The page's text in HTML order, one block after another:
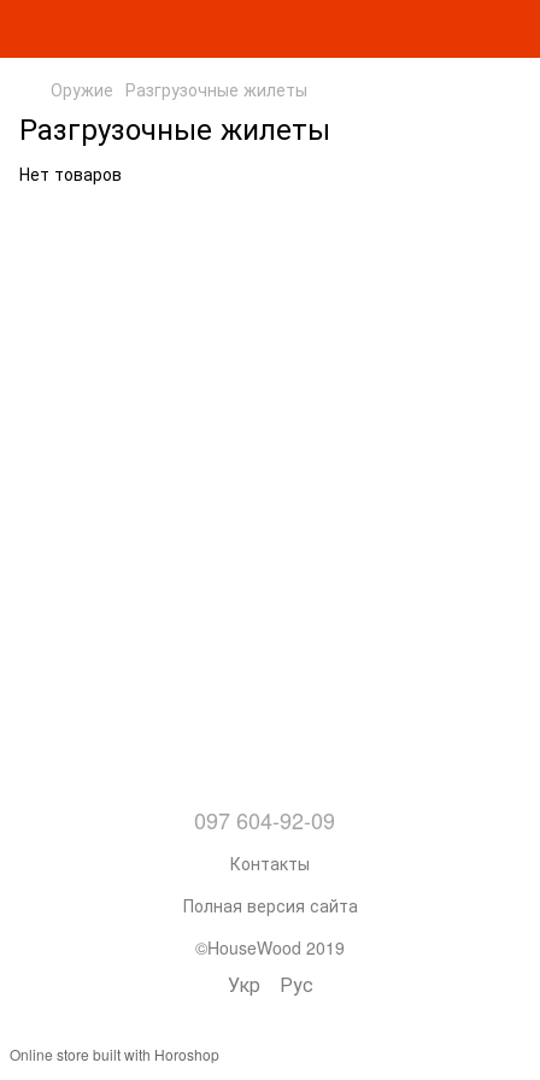
Оружие Разгрузочные жилеты
Разгрузочные жилеты
Нет товаров
097 604-92-09
Контакты
Полная версия сайта
©HouseWood 2019
Укр Рус
Online store built with Horoshop